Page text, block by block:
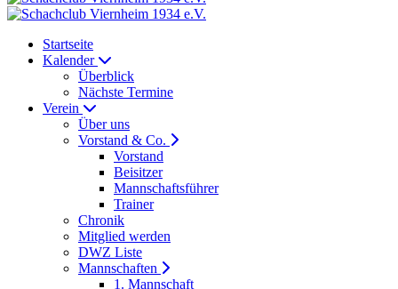
Startseite
Kalender
Überblick
Nächste Termine
Verein
Über uns
Vorstand & Co.
Vorstand
Beisitzer
Mannschaftsführer
Trainer
Chronik
Mitglied werden
DWZ Liste
Mannschaften
1. Mannschaft